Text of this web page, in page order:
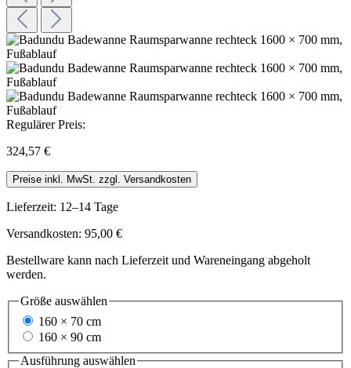
Regulärer Preis:
324,57 €
Preise inkl. MwSt. zzgl. Versandkosten
Lieferzeit: 12–14 Tage
Versandkosten: 95,00 €
Bestellware kann nach Lieferzeit und Wareneingang abgeholt
werden.
Größe auswählen
160 × 70 cm
160 × 90 cm
Ausführung auswählen